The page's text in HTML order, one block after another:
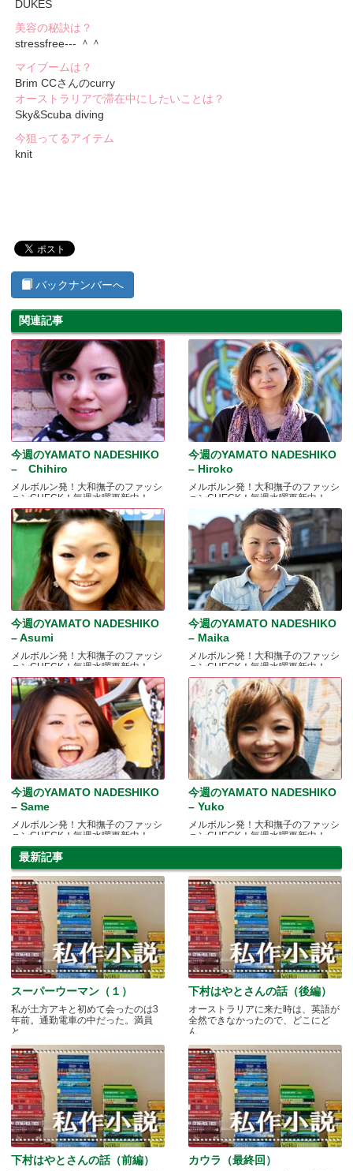
DUKES
美容の秘訣は？
stressfree--- ＾＾
マイブームは？
Brim CCさんのcurry
オーストラリアで滞在中にしたいことは？
Sky&Scuba diving
今狙ってるアイテム
knit
バックナンバーへ
関連記事
今週のYAMATO NADESHIKO
– Chihiro
メルボルン発！大和撫子のファッシ
ョンCHECK！毎週水曜更新中！
今週のYAMATO NADESHIKO
– Hiroko
メルボルン発！大和撫子のファッシ
ョンCHECK！毎週水曜更新中！
今週のYAMATO NADESHIKO
– Asumi
メルボルン発！大和撫子のファッシ
ョンCHECK！毎週水曜更新中！
今週のYAMATO NADESHIKO
– Maika
メルボルン発！大和撫子のファッシ
ョンCHECK！毎週水曜更新中！
今週のYAMATO NADESHIKO
– Same
メルボルン発！大和撫子のファッシ
ョンCHECK！毎週水曜更新中！
今週のYAMATO NADESHIKO
– Yuko
メルボルン発！大和撫子のファッシ
ョンCHECK！毎週水曜更新中！
最新記事
スーパーウーマン（１）
私が土方アキと初めて会ったのは3
年前。通勤電車の中だった。満員
と.....
下村はやとさんの話（後編）
オーストラリアに来た時は、英語が
全然できなかったので、どこにど
ん.....
下村はやとさんの話（前編） カウラ（最終回）